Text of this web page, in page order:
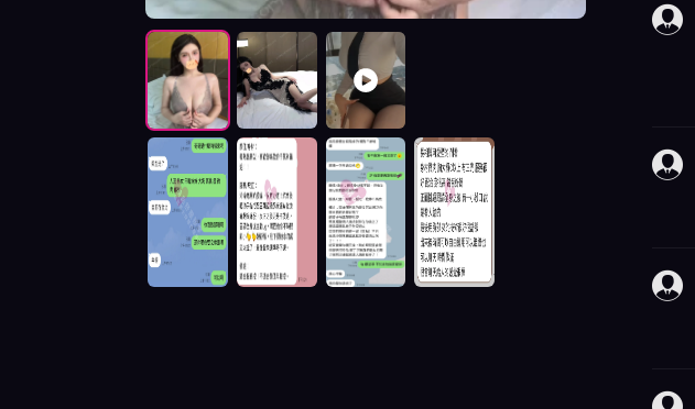
按摩師BOBO照片展示與影片介紹及客戶評價截屏展示 

